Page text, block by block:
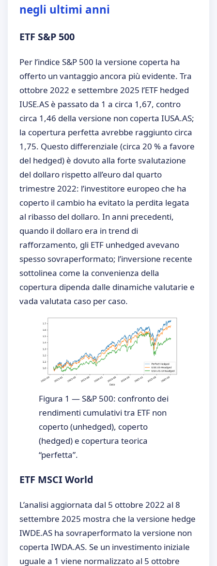
negli ultimi anni
ETF S&P 500
Per l’indice S&P 500 la versione coperta ha
offerto un vantaggio ancora più evidente. Tra
ottobre 2022 e settembre 2025 l’ETF hedged
IUSE.AS è passato da 1 a circa 1,67, contro
circa 1,46 della versione non coperta IUSA.AS;
la copertura perfetta avrebbe raggiunto circa
1,75. Questo differenziale (circa 20 % a favore
del hedged) è dovuto alla forte svalutazione
del dollaro rispetto all’euro dal quarto
trimestre 2022: l’investitore europeo che ha
coperto il cambio ha evitato la perdita legata
al ribasso del dollaro. In anni precedenti,
quando il dollaro era in trend di
rafforzamento, gli ETF unhedged avevano
spesso sovraperformato; l’inversione recente
sottolinea come la convenienza della
copertura dipenda dalle dinamiche valutarie e
vada valutata caso per caso.
Figura 1 — S&P 500: confronto dei
rendimenti cumulativi tra ETF non
coperto (unhedged), coperto
(hedged) e copertura teorica
“perfetta”.
ETF MSCI World
L’analisi aggiornata dal 5 ottobre 2022 al 8
settembre 2025 mostra che la versione hedge
IWDE.AS ha sovraperformato la versione non
coperta IWDA.AS. Se un investimento iniziale
uguale a 1 viene normalizzato al 5 ottobre